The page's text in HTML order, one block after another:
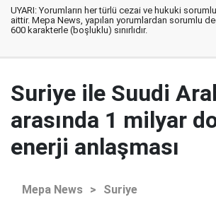
UYARI: Yorumların her türlü cezai ve hukuki
aittir. Mepa News, yapılan yorumlardan sorumlu
600 karakterle (boşluklu) sınırlıdır.
Suriye ile Suudi
arasında 1 milyar
enerji anlaşması
Mepa News > Suriye